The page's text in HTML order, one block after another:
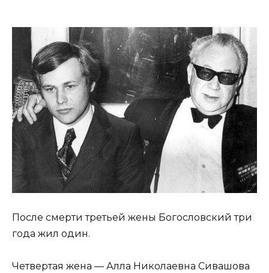
После смерти третьей жены Богословский три
года жил один.
Четвертая жена — Алла Николаевна Сивашова